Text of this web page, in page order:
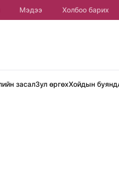
Мэдээ Холбоо барих
засалЗул өргөхХойдын буянд